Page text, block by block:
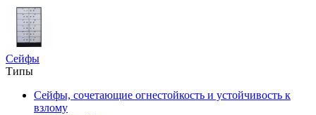
Сейфы
Типы
Сейфы, сочетающие огнестойкость и устойчивость к
взлому